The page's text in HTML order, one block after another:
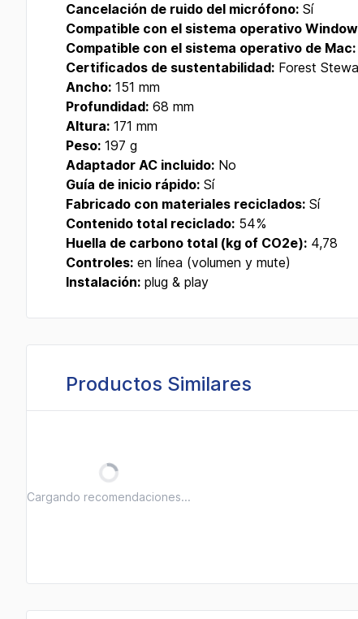
Cancelación de ruido del micrófono: Sí
Compatible con el sistema operativo
Compatible con el sistema operativo de Mac:
Certificados de sustentabilidad: Forest
Ancho: 151 mm
Profundidad: 68 mm
Altura: 171 mm
Peso: 197 g
Adaptador AC incluido: No
Guía de inicio rápido: Sí
Fabricado con materiales reciclados: Sí
Contenido total reciclado: 54%
Huella de carbono total (kg of CO2e): 4,78
Controles: en línea (volumen y mute)
Instalación: plug & play
Productos Similares
Cargando recomendaciones...